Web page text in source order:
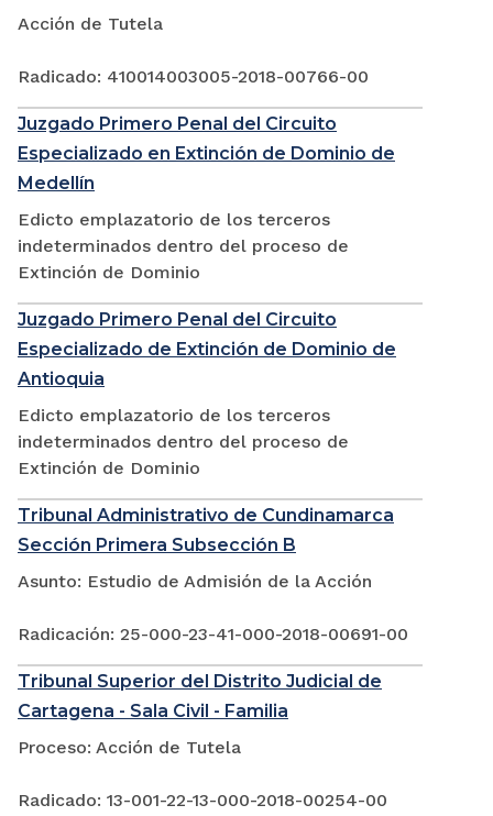
Acción de Tutela
Radicado: 410014003005-2018-00766-00
Juzgado Primero Penal del Circuito
Especializado en Extinción de Dominio de
Medellín
Edicto emplazatorio de los terceros
indeterminados dentro del proceso de
Extinción de Dominio
Juzgado Primero Penal del Circuito
Especializado de Extinción de Dominio de
Antioquia
Edicto emplazatorio de los terceros
indeterminados dentro del proceso de
Extinción de Dominio
Tribunal Administrativo de Cundinamarca
Sección Primera Subsección B
Asunto: Estudio de Admisión de la Acción
Radicación: 25-000-23-41-000-2018-00691-00
Tribunal Superior del Distrito Judicial de
Cartagena - Sala Civil - Familia
Proceso: Acción de Tutela
Radicado: 13-001-22-13-000-2018-00254-00